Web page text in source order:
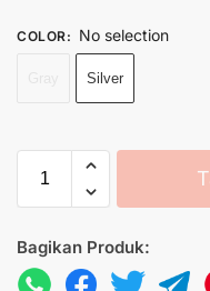
COLOR: No selection
Silver
Bagikan Produk: